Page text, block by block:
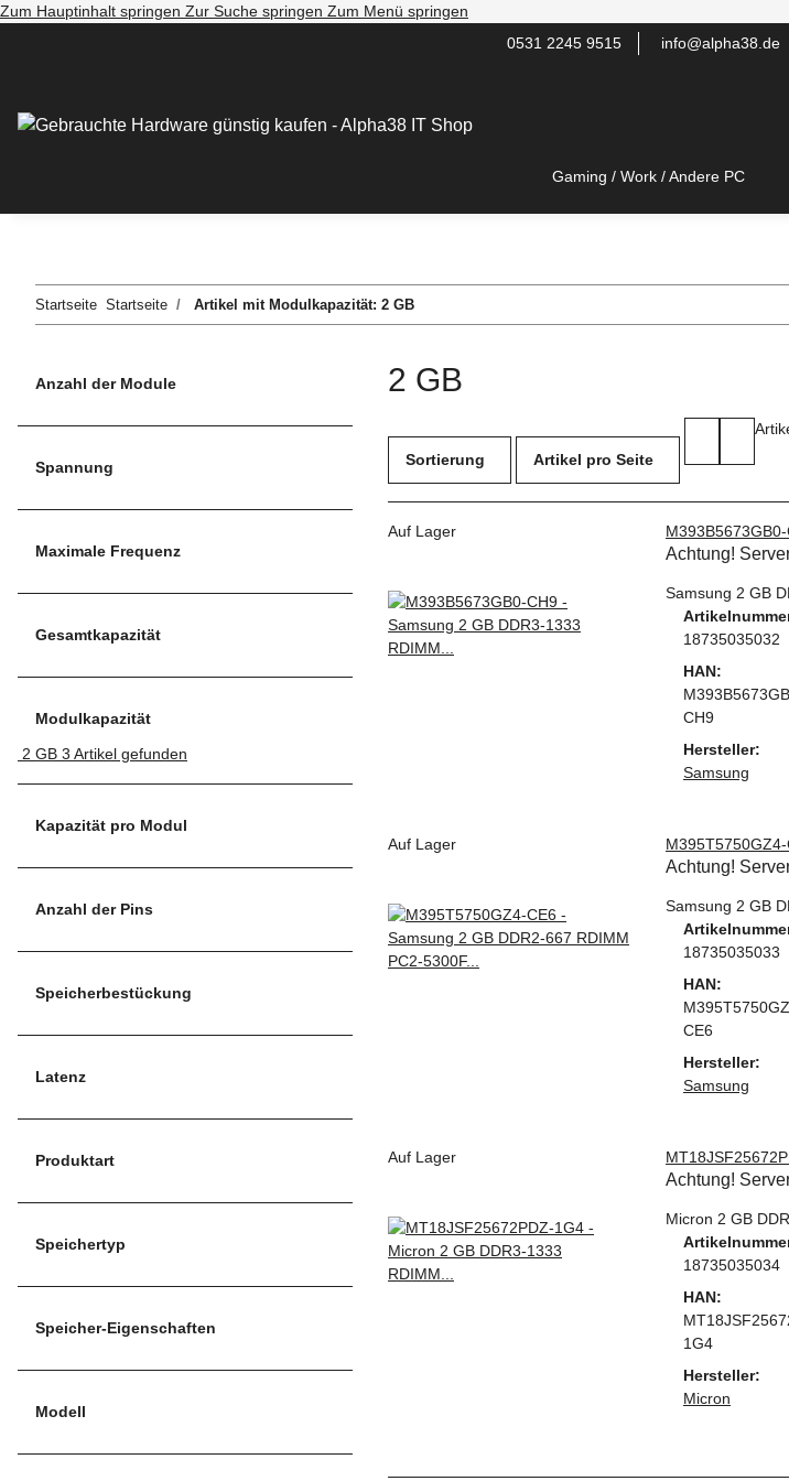
Zum Hauptinhalt springen Zur Suche springen Zum Menü springen
0531 2245 9515 info@alpha38.de
Gaming / Work / Andere PC
Startseite Startseite Artikel mit Modulkapazität: 2 GB
2 GB
Sortierung Artikel pro Seite
Auf Lager
Achtung!
Samsung 2 GB
18735035032
HAN:
CH9
Hersteller:
Samsung
Auf Lager
Achtung!
Samsung 2 GB
18735035033
HAN:
CE6
Hersteller:
Samsung
Auf Lager
Achtung!
Micron 2 GB
18735035034
HAN:
1G4
Hersteller:
Micron
Anzahl der Module
Spannung
Maximale Frequenz
Gesamtkapazität
Modulkapazität
2 GB 3 Artikel gefunden
Kapazität pro Modul
Anzahl der Pins
Speicherbestückung
Latenz
Produktart
Speichertyp
Speicher-Eigenschaften
Modell